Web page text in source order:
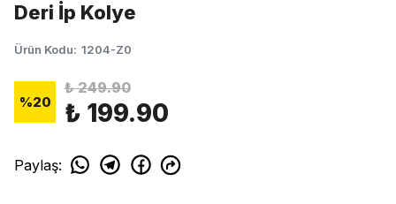
Deri İp Kolye
Ürün Kodu: 1204-Z0
%20
₺ 249.90
₺ 199.90
Paylaş: